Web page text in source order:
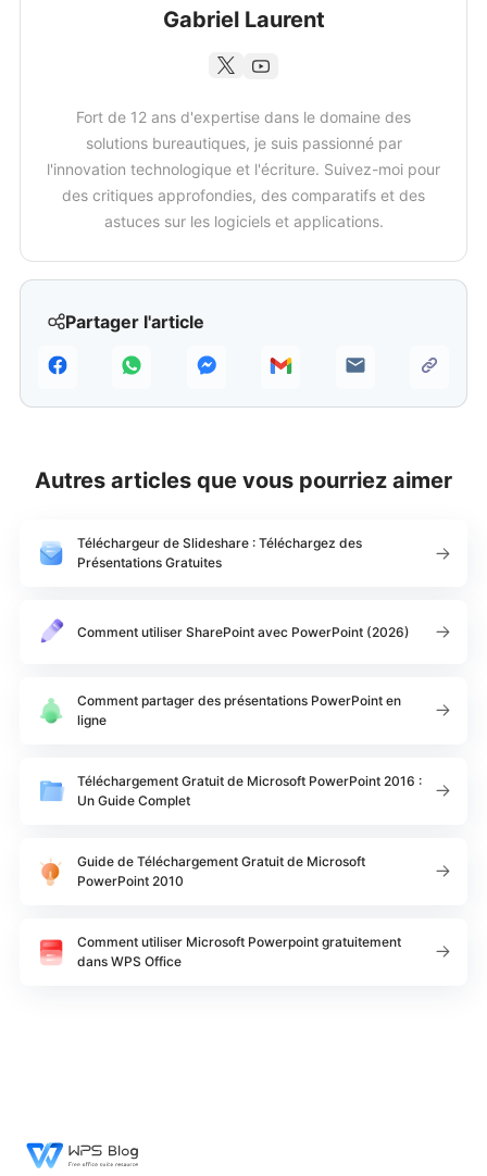
Partager l'article
Gabriel Laurent
Fort de 12 ans d'expertise dans le domaine des
solutions bureautiques, je suis passionné par
l'innovation technologique et l'écriture. Suivez-moi pour
des critiques approfondies, des comparatifs et des
astuces sur les logiciels et applications.
Autres articles que vous pourriez aimer
Téléchargeur de Slideshare : Téléchargez des
Présentations Gratuites
Comment utiliser SharePoint avec PowerPoint (2026)
Comment partager des présentations PowerPoint en
ligne
Téléchargement Gratuit de Microsoft PowerPoint 2016 :
Un Guide Complet
Guide de Téléchargement Gratuit de Microsoft
PowerPoint 2010
Comment utiliser Microsoft Powerpoint gratuitement
dans WPS Office